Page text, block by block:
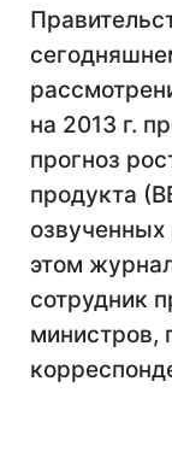
на 2013 г.
прогноз
продукта
этом
сотрудник
министров,